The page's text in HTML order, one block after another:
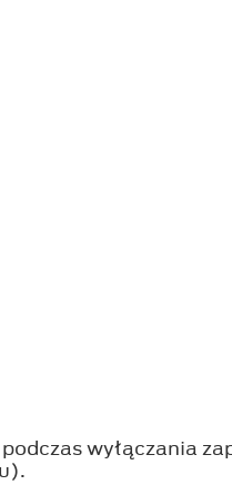
wyłączania